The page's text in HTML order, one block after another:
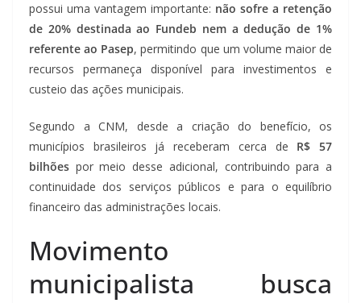
possui uma vantagem importante: não sofre a retenção
de 20% destinada ao Fundeb nem a dedução de 1%
referente ao Pasep, permitindo que um volume maior de
recursos permaneça disponível para investimentos e
custeio das ações municipais.
Segundo a CNM, desde a criação do benefício, os
municípios brasileiros já receberam cerca de R$ 57
bilhões por meio desse adicional, contribuindo para a
continuidade dos serviços públicos e para o equilíbrio
financeiro das administrações locais.
Movimento
municipalista busca